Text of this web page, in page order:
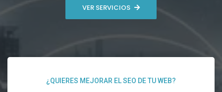
VER SERVICIOS
¿QUIERES MEJORAR EL SEO DE TU WEB?